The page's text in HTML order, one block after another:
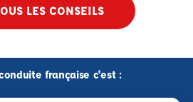
LES CONSEILS
française c'est :